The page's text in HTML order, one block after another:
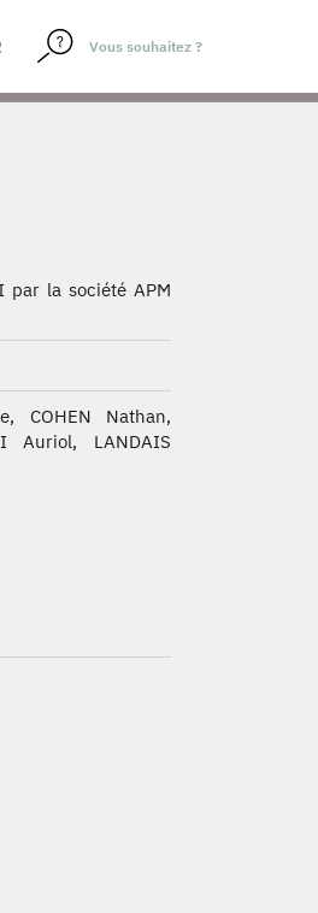
par la société APM
COHEN Nathan,
Auriol, LANDAIS